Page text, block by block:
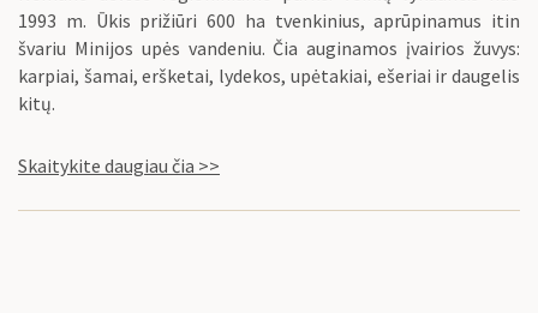
1993 m. Ūkis prižiūri 600 ha tvenkinius, aprūpinamus itin
švariu Minijos upės vandeniu. Čia auginamos įvairios žuvys:
karpiai, šamai, eršketai, lydekos, upėtakiai, ešeriai ir daugelis
kitų.
Skaitykite daugiau čia >>